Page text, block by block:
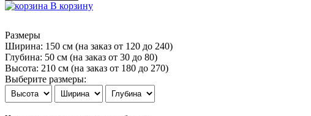
В корзину
Размеры
Ширина: 150 см (на заказ от 120 до 240)
Глубина: 50 см (на заказ от 30 до 80)
Высота: 210 см (на заказ от 180 до 270)
Выберите размеры: